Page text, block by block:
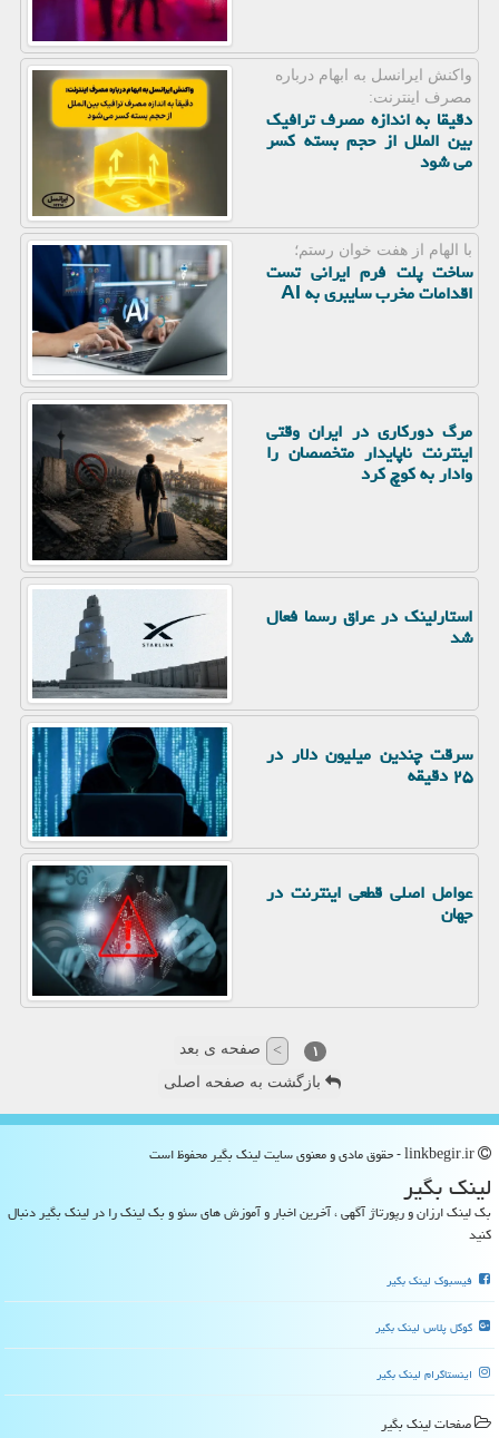
واكنش ایرانسل به ابهام درباره
مصرف اینترنت:
دقیقا به اندازه مصرف ترافیک
بین الملل از حجم بسته کسر
می شود
با الهام از هفت خوان رستم؛
ساخت پلت فرم ایرانی تست
اقدامات مخرب سایبری به AI
مرگ دورکاری در ایران وقتی
اینترنت ناپایدار متخصصان را
وادار به کوچ کرد
استارلینک در عراق رسما فعال
شد
سرقت چندین میلیون دلار در
۲۵ دقیقه
عوامل اصلی قطعی اینترنت در
جهان
۱ >
صفحه ی بعد
بازگشت به صفحه اصلی
لینك بگیر
بک لینک ارزان و رپورتاژ آگهی ، آخرین اخبار و آموزش های سئو و بک لینک را در لینک بگیر دنبال
کنید
فیسبوک لینک بگیر
گوگل پلاس لینک بگیر
اینستاگرام لینک بگیر
صفحات لینك بگیر